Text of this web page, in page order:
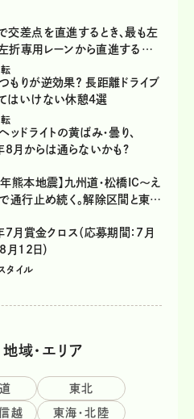
交差点を直進するとき、最も左
折専用レーンから直進するの
もりが逆効果？ 長距離ドライブ
はいけない休憩4選
ヘッドライトの黄ばみ・曇り、
月からは通らないかも?
年熊本地震】九州道・松橋IC～え
通行止め続く。解除区間と東九
回ルート
月賞金クロス（応募期間：7月
月12日）
タイル
地域・エリア
東北
越 東海・北陸